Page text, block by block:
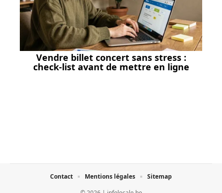
Vendre billet concert sans stress :
check-list avant de mettre en ligne
Contact Mentions légales Sitemap